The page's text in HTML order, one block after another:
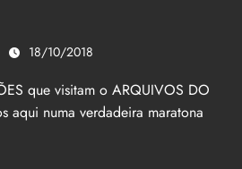
18/10/2018
que visitam o ARQUIVOS DO
aqui numa verdadeira maratona